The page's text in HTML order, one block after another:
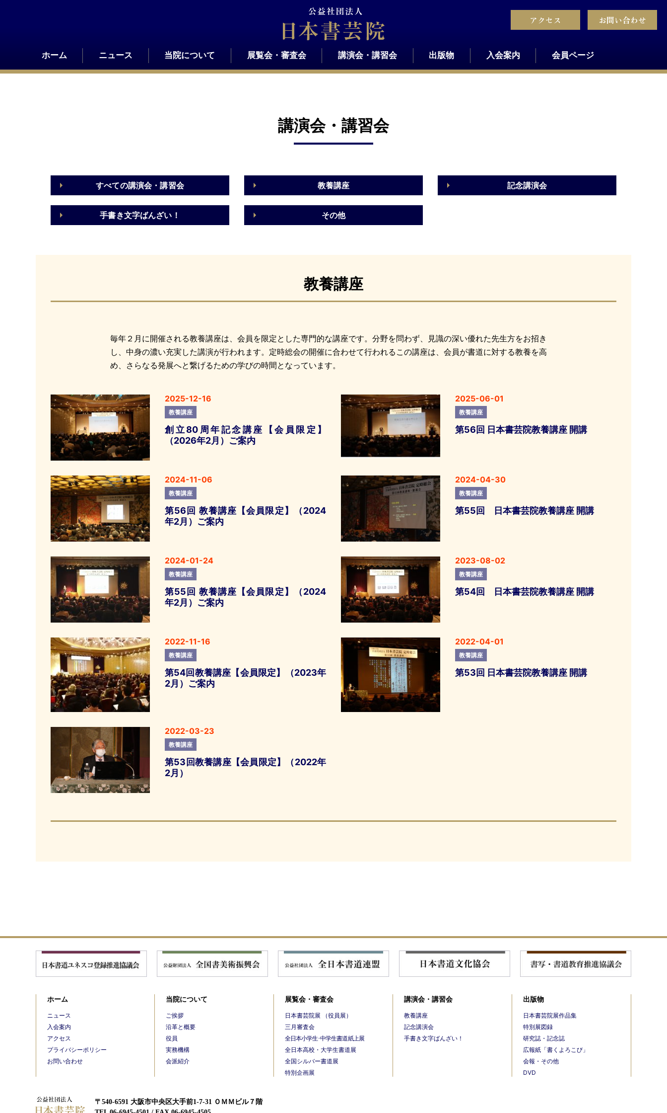
アクセス お問い合わせ
ホーム ニュース 当院について 展覧会・審査会 講演会・講習会 出版物 入会案内 会員ページ
講演会・講習会
すべての講演会・講習会 教養講座 記念講演会
手書き文字ばんざい！ その他
教養講座
毎年２月に開催される教養講座は、会員を限定とした専門的な講座です。分野を問わず、見識の深い優れた先生方をお招き
し、中身の濃い充実した講演が行われます。定時総会の開催に合わせて行われるこの講座は、会員が書道に対する教養を高
め、さらなる発展へと繋げるための学びの時間となっています。
2025-12-16
教養講座
創立80周年記念講座【会員限定】
（2026年2月）ご案内
2025-06-01
教養講座
第56回 日本書芸院教養講座 開講
2024-11-06
教養講座
第56回 教養講座【会員限定】（2024
年2月）ご案内
2024-04-30
教養講座
第55回 日本書芸院教養講座 開講
2024-01-24
教養講座
第55回 教養講座【会員限定】（2024
年2月）ご案内
2023-08-02
教養講座
第54回 日本書芸院教養講座 開講
2022-11-16
教養講座
第54回教養講座【会員限定】（2023年
2月）ご案内
2022-04-01
教養講座
第53回 日本書芸院教養講座 開講
2022-03-23
教養講座
第53回教養講座【会員限定】（2022年
2月）
ホーム
ニュース
入会案内
アクセス
プライバシーポリシー
お問い合わせ
当院について
ご挨拶
沿革と概要
役員
実務機構
会派紹介
展覧会・審査会
日本書芸院展 （役員展）
三月審査会
全日本小学生･中学生書道紙上展
全日本高校・大学生書道展
全国シルバー書道展
特別企画展
講演会・講習会
教養講座
記念講演会
手書き文字ばんざい！
出版物
日本書芸院展作品集
特別展図録
研究誌・記念誌
広報紙「書くよろこび」
会報・その他
DVD
〒540-6591 大阪市中央区大手前1-7-31 ＯＭＭビル７階